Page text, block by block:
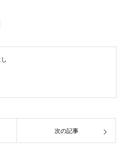
次の記事